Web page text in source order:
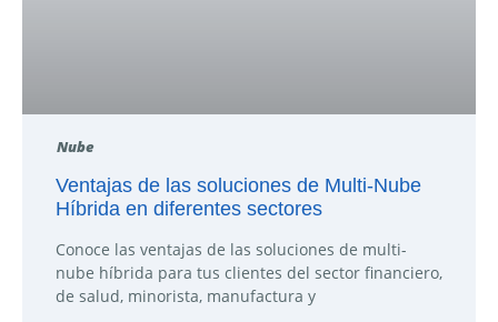
Nube
Ventajas de las soluciones de Multi-Nube
Híbrida en diferentes sectores
Conoce las ventajas de las soluciones de multi-
nube híbrida para tus clientes del sector financiero,
de salud, minorista, manufactura y